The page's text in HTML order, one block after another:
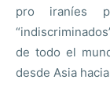
pro iraníes
de todo el
desde Asia